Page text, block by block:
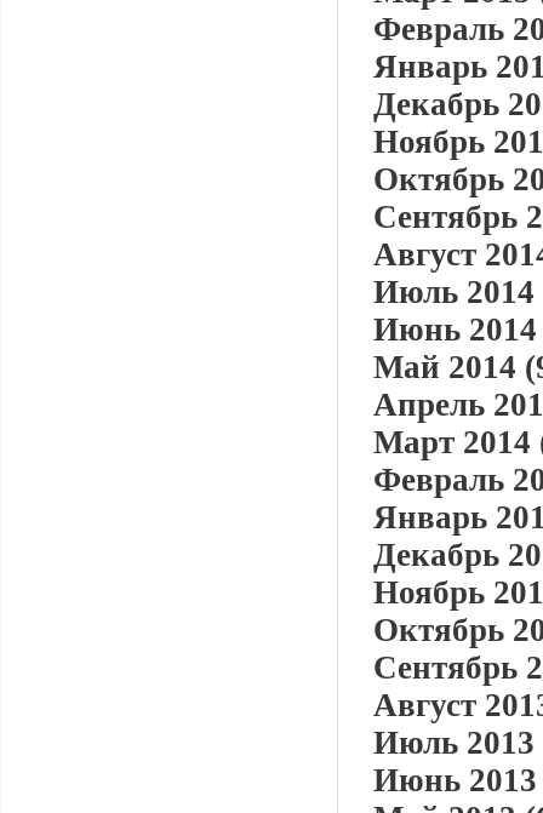
Февраль
Январь
Декабрь
Ноябрь
Октябрь
Сентябрь
Август
Июль 2014
Июнь 2014
Май 2014
Апрель
Март 2014
Февраль
Январь
Декабрь
Ноябрь
Октябрь
Сентябрь
Август
Июль 2013
Июнь 2013